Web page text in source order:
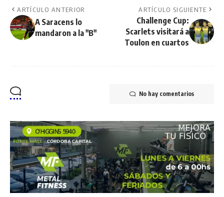
ARTÍCULO ANTERIOR
A Saracens lo
mandaron a la "B"
ARTÍCULO SIGUIENTE
Challenge Cup:
Scarlets visitará a
Toulon en cuartos
No hay comentarios